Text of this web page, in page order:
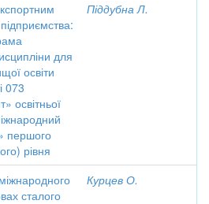
для
освіти
073
освітньої
першого
рівня
Піддубна Л.
сталого
Курцев О.